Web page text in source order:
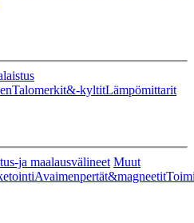
Talomerkit&-kyltitLämpömittarit
ja maalausvälineet Muut
Avaimenpertät&magneetit